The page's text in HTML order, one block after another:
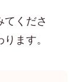
てくださ
ます。